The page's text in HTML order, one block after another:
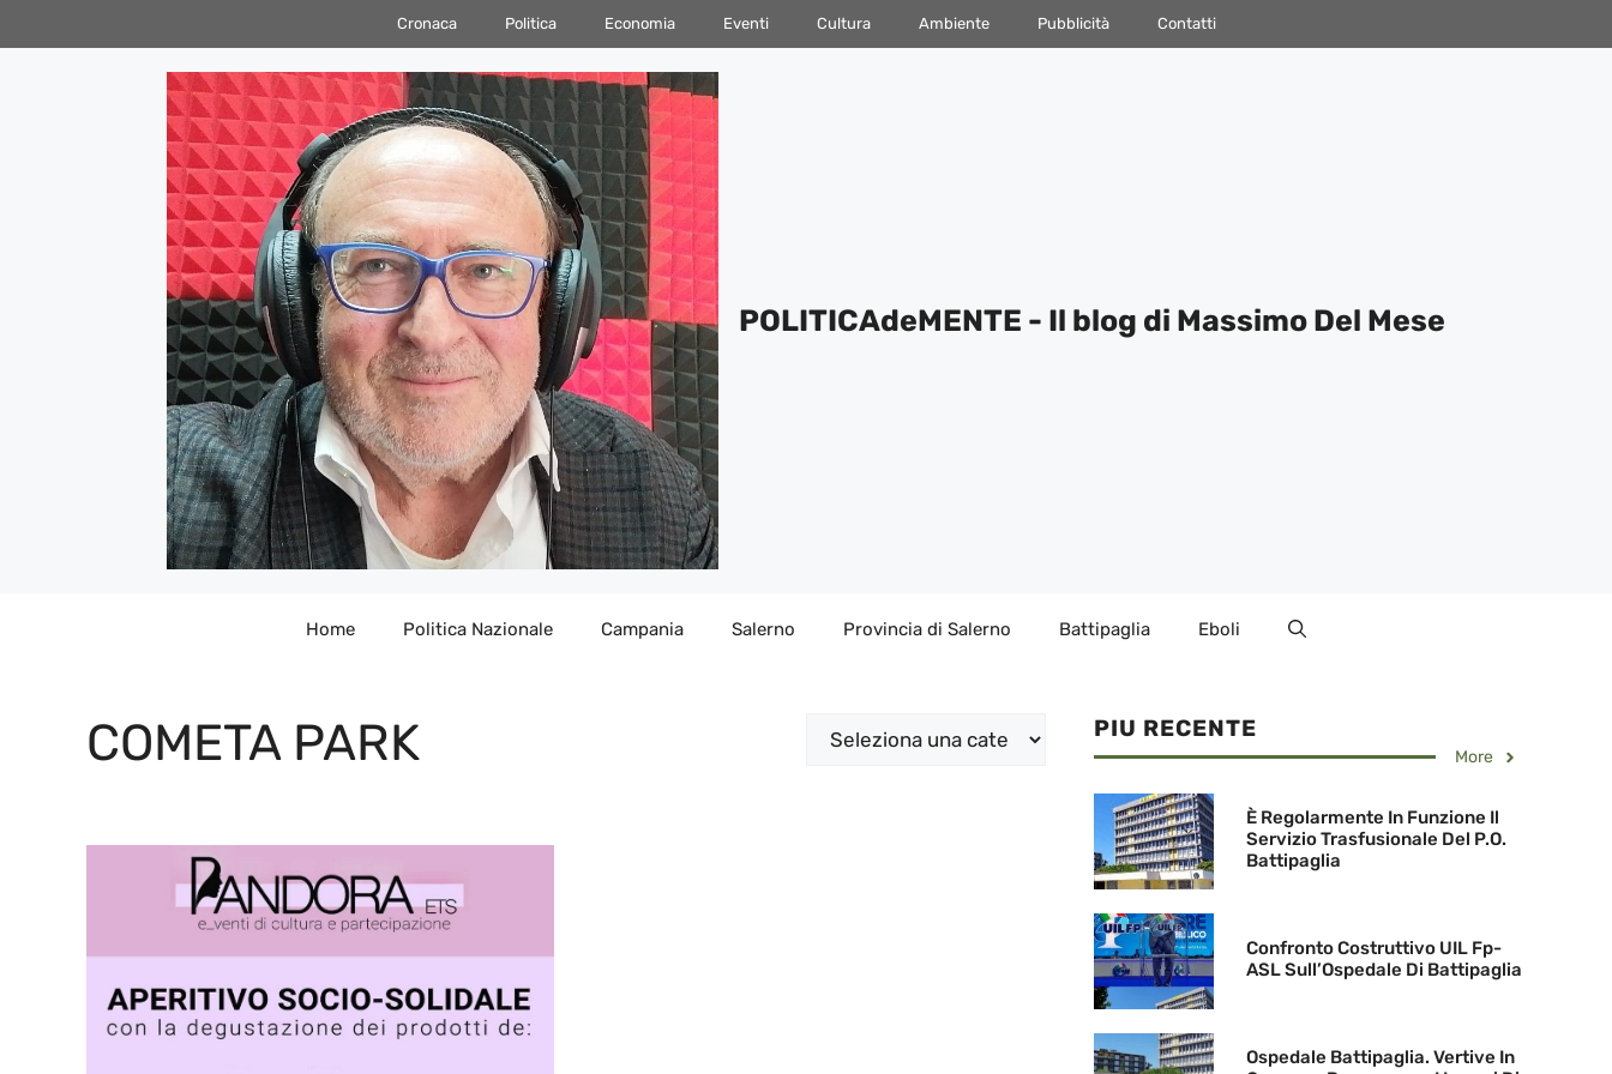
al
Cronaca Politica Economia Eventi Cultura Ambiente Pubblicità Contatti
POLITICAdeMENTE - Il blog di Massimo Del Mese
Home Politica Nazionale Campania Salerno Provincia di Salerno Battipaglia Eboli
COMETA PARK Categorie PIU RECENTE
More
È Regolarmente In Funzione Il
Servizio Trasfusionale Del P.O.
Battipaglia
Confronto Costruttivo UIL Fp-
ASL Sull’Ospedale Di Battipaglia
Ospedale Battipaglia. Vertive In